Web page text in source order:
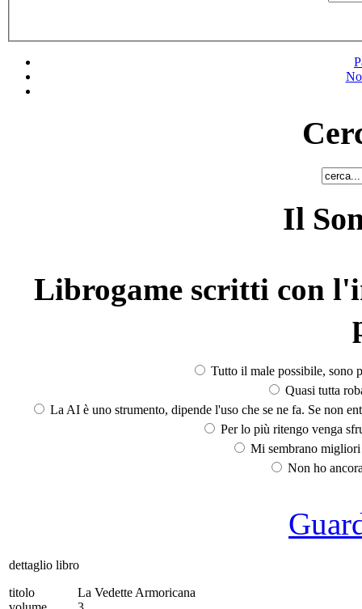
Il
Librogame scritti con
Tutto il male possibile, sono
Quasi tutta
La AI è uno strumento, dipende l'uso che se ne fa. Se non
Per lo più ritengo venga
Mi sembrano
Non ho
dettaglio libro
titolo
La Vedette Armoricana